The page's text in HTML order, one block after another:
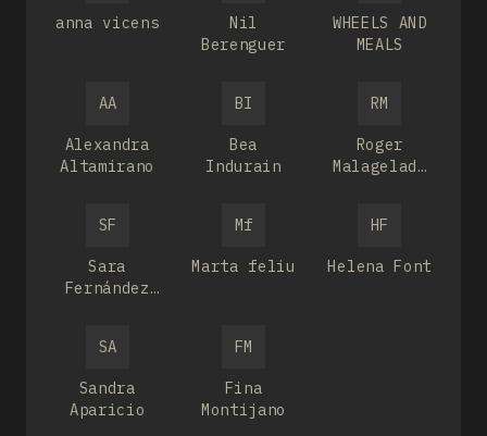
anna vicens
Nil
Berenguer
WHEELS AND
MEALS
AA
Alexandra
Altamirano
BI
Bea
Indurain
RM
Roger
Malagelada
SF
Sara
Fernández
Mf
Marta feliu
HF
Helena Font
SA
Sandra
Aparicio
FM
Fina
Montijano